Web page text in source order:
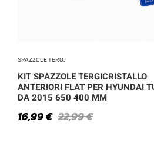
SPAZZOLE TERG.
KIT SPAZZOLE TERGICRISTALLO
ANTERIORI FLAT PER HYUNDAI
DA 2015 650 400 MM
22,99€
16,99€